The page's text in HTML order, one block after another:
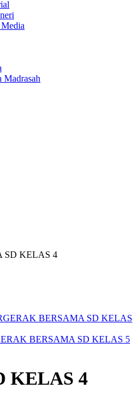
SD KELAS 4
BERSAMA SD KELAS 5
KELAS 4